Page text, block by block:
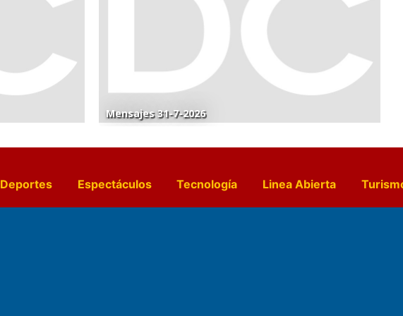
Mensajes 31-7-2026
Deportes Espectáculos Tecnología Linea Abierta